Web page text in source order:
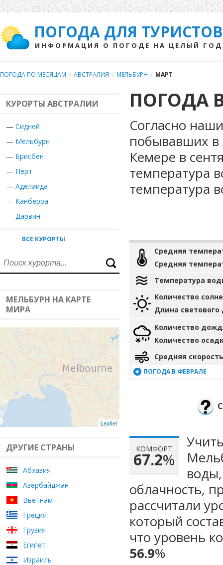
ПОГОДА ДЛЯ ТУРИСТОВ
ИНФОРМАЦИЯ О ПОГОДЕ НА ЦЕЛЫЙ ГОД
ПОГОДА ПО МЕСЯЦАМ / АВСТРАЛИЯ / МЕЛЬБУРН / МАРТ
КУРОРТЫ АВСТРАЛИИ
— Сидней
— Мельбурн
— Брисбен
— Перт
— Аделаида
— Канберра
— Дарвин
ВСЕ КУРОРТЫ
МЕЛЬБУРН НА КАРТЕ
МИРА
Leaflet
ДРУГИЕ СТРАНЫ
Абхазия
Азербайджан
Вьетнам
Греция
Грузия
Египет
Израиль
ПОГОДА
Согласно
побывавших в
Кемере в
температура
температура
Средняя
Средняя
Температура
Количество
Длина светового
Количество
Количество
Средняя
ПОГОДА В ФЕВРАЛЕ
КОМФОРТ
67.2%
облачность,
рассчитали
который
что уровень
56.9%